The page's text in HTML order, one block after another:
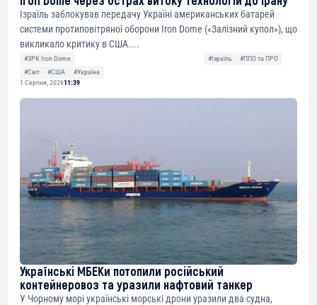
Ізраїль заблокував передачу Україні американських батарей
системи протиповітряної оборони Iron Dome («Залізний купол»), що
викликало критику в США....
#ЗРК Iron Dome #Ізраїль
#ППО та ПРО
#Світ
#США
#Україна
1 Серпня, 202611:39
Українські МБЕКи потопили російський
контейнеровоз та уразили нафтовий танкер
У Чорному морі українські морські дрони уразили два судна,